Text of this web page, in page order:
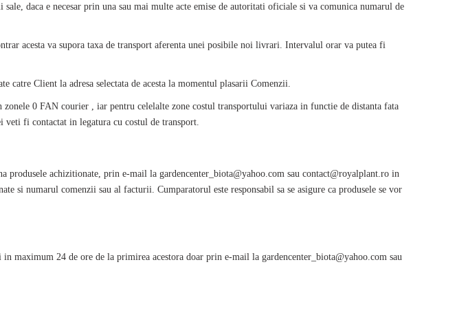
daca e necesar prin una sau mai multe acte emise de autoritati oficiale si va comunica numarul de
acesta va supora taxa de transport aferenta unei posibile noi livrari. Intervalul orar va putea fi
catre Client la adresa selectata de acesta la momentul plasarii Comenzii.
0 FAN courier , iar pentru celelalte zone costul transportului variaza in functie de distanta fata
fi contactat in legatura cu costul de transport.
produsele achizitionate, prin e-mail la gardencenter_biota@yahoo.com sau contact@royalplant.ro in
si numarul comenzii sau al facturii. Cumparatorul este responsabil sa se asigure ca produsele se vor
maximum 24 de ore de la primirea acestora doar prin e-mail la gardencenter_biota@yahoo.com sau